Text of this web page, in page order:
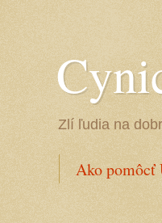
Zlí ľudia na
Ako pomôcť